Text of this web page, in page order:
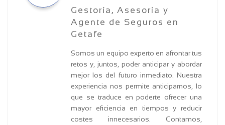
Gestoría, Asesoría y
Agente de Seguros en
Getafe
Somos un equipo experto en afrontar tus
retos y, juntos, poder anticipar y abordar
mejor los del futuro inmediato. Nuestra
experiencia nos permite anticiparnos, lo
que se traduce en poderte ofrecer una
mayor eficiencia en tiempos y reducir
costes innecesarios. Contamos,